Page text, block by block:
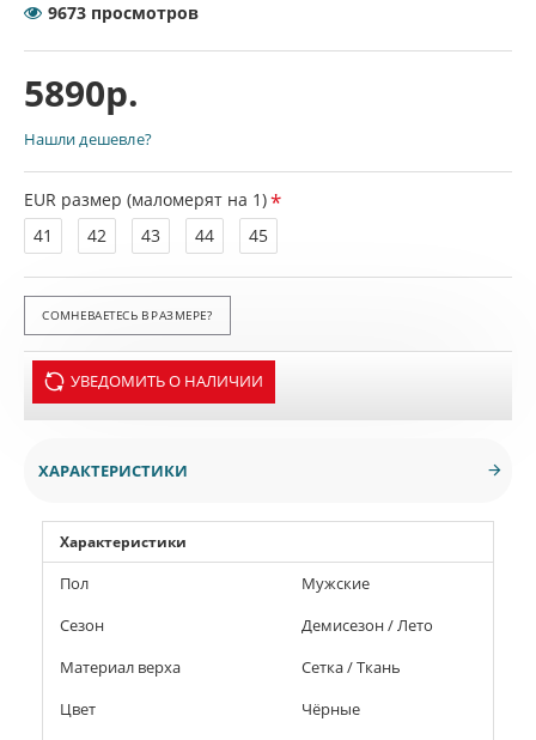
5890р.
9673 просмотров
EUR размер (маломерят на 1)
41
42 43 44 45
УВЕДОМИТЬ О НАЛИЧИИ
Нашли дешевле?
ХАРАКТЕРИСТИКИ
Характеристики
Пол
Мужские
Сезон
Демисезон / Лето
Материал верха
Сетка / Ткань
Цвет
Чёрные
СОМНЕВАЕТЕСЬ В РАЗМЕРЕ?